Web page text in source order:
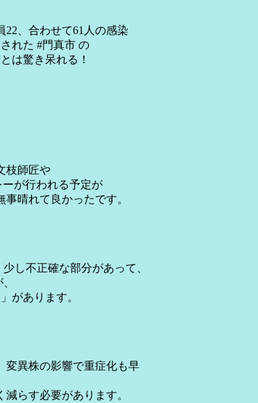
22、合わせて61人の感染
れた #門真市 の
は驚き呆れる！
枝師匠や
ーが行われる予定が
晴れて良かったです。
し不正確な部分があって、
があります。
変異株の影響で重症化も早
らす必要があります。